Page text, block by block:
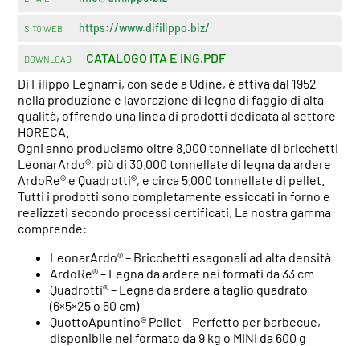
SITO WEB https://www.difilippo.biz/
DOWNLOAD
CATALOGO ITA E ING.PDF
Di Filippo Legnami, con sede a Udine, è attiva dal 1952
nella produzione e lavorazione di legno di faggio di alta
qualità, offrendo una linea di prodotti dedicata al settore
HORECA.
Ogni anno produciamo oltre 8.000 tonnellate di bricchetti
LeonarArdo®, più di 30.000 tonnellate di legna da ardere
ArdoRe® e Quadrotti®, e circa 5.000 tonnellate di pellet.
Tutti i prodotti sono completamente essiccati in forno e
realizzati secondo processi certificati. La nostra gamma
comprende:
LeonarArdo® – Bricchetti esagonali ad alta densità
ArdoRe® – Legna da ardere nei formati da 33 cm
Quadrotti® – Legna da ardere a taglio quadrato
(6×5×25 o 50 cm)
QuottoApuntino® Pellet – Perfetto per barbecue,
disponibile nel formato da 9 kg o MINI da 600 g